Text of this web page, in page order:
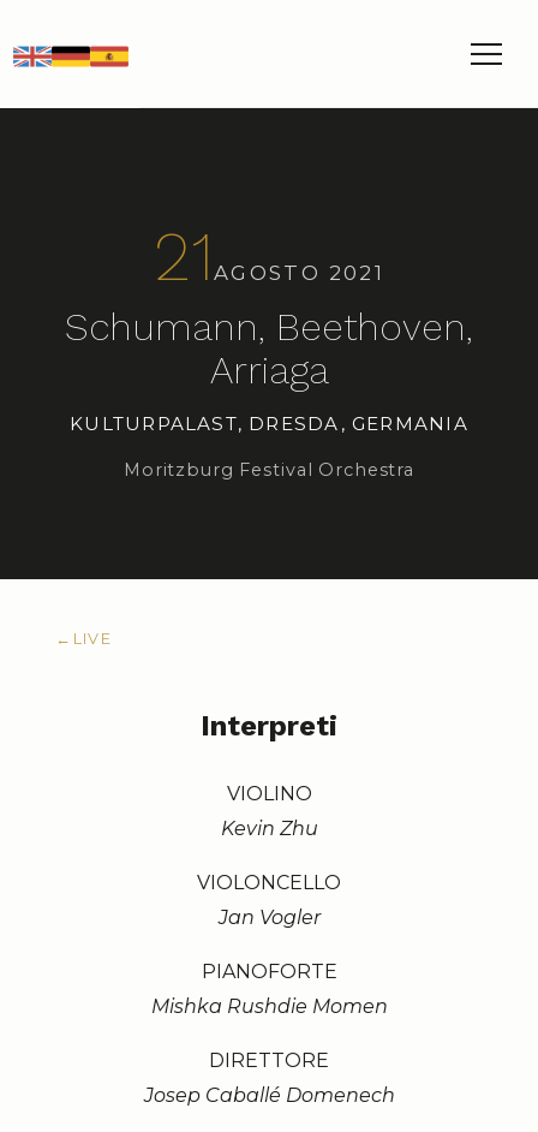
EN DE ES
21AGOSTO 2021
Schumann, Beethoven,
Arriaga
KULTURPALAST, DRESDA, GERMANIA
Moritzburg Festival Orchestra
← LIVE
Interpreti
VIOLINO
Kevin Zhu
VIOLONCELLO
Jan Vogler
PIANOFORTE
Mishka Rushdie Momen
DIRETTORE
Josep Caballé Domenech